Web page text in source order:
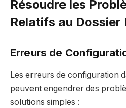
Résoudre les
Relatifs au Dossier
Erreurs de
Les erreurs de configuration
peuvent engendrer des
solutions simples :